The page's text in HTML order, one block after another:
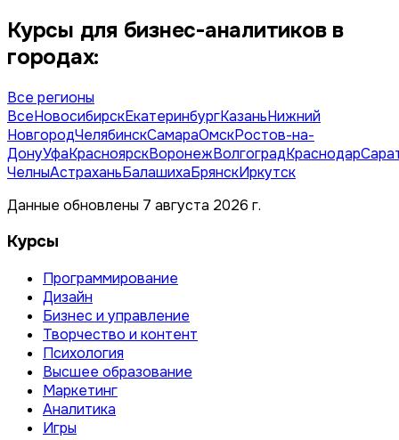
Курсы для бизнес-аналитиков в
городах:
Все регионы
ВсеНовосибирскЕкатеринбургКазаньНижний
НовгородЧелябинскСамараОмскРостов-на-
ДонуУфаКрасноярскВоронежВолгоградКраснодар
ЧелныАстраханьБалашихаБрянскИркутск
Данные обновлены 7 августа 2026 г.
Курсы
Программирование
Дизайн
Бизнес и управление
Творчество и контент
Психология
Высшее образование
Маркетинг
Аналитика
Игры